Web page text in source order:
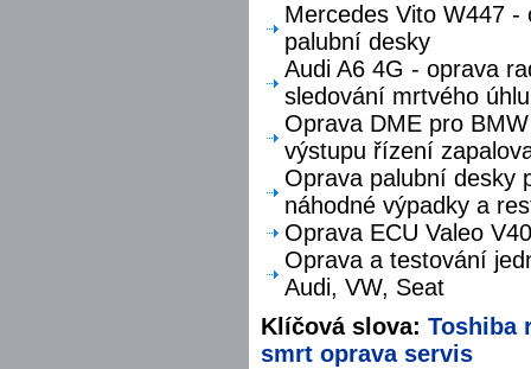
Mercedes Vito W447
palubní desky
Audi A6 4G - oprava
sledování mrtvého úhlu
Oprava DME pro
výstupu řízení
Oprava palubní desky
náhodné výpadky a
Oprava ECU Valeo
Oprava a testování
Audi, VW, Seat
Klíčová slova: Toshiba
smrt oprava servis